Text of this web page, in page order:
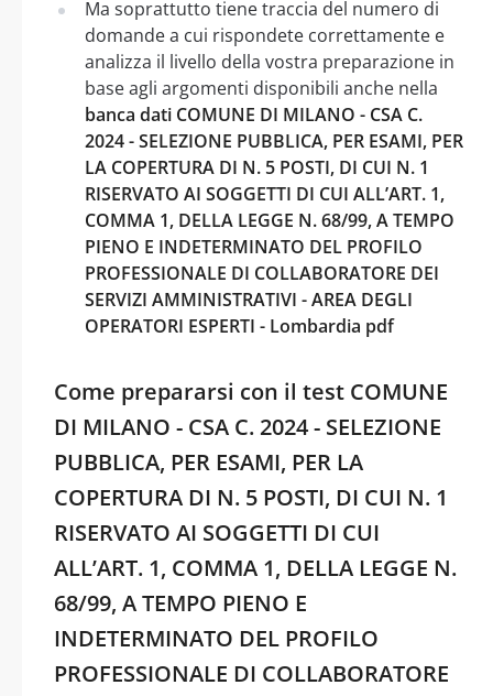
Ma soprattutto tiene traccia del numero di
domande a cui rispondete correttamente e
analizza il livello della vostra preparazione in
base agli argomenti disponibili anche nella
banca dati COMUNE DI MILANO - CSA C.
2024 - SELEZIONE PUBBLICA, PER ESAMI, PER
LA COPERTURA DI N. 5 POSTI, DI CUI N. 1
RISERVATO AI SOGGETTI DI CUI ALL’ART. 1,
COMMA 1, DELLA LEGGE N. 68/99, A TEMPO
PIENO E INDETERMINATO DEL PROFILO
PROFESSIONALE DI COLLABORATORE DEI
SERVIZI AMMINISTRATIVI - AREA DEGLI
OPERATORI ESPERTI - Lombardia pdf
Come prepararsi con il test COMUNE
DI MILANO - CSA C. 2024 - SELEZIONE
PUBBLICA, PER ESAMI, PER LA
COPERTURA DI N. 5 POSTI, DI CUI N. 1
RISERVATO AI SOGGETTI DI CUI
ALL’ART. 1, COMMA 1, DELLA LEGGE N.
68/99, A TEMPO PIENO E
INDETERMINATO DEL PROFILO
PROFESSIONALE DI COLLABORATORE